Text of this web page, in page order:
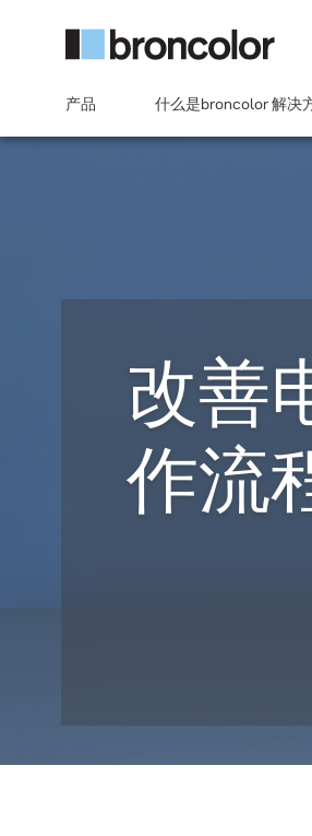
产品 什么是broncolor 解决
改善
作流